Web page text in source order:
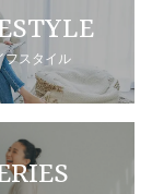
フスタイル